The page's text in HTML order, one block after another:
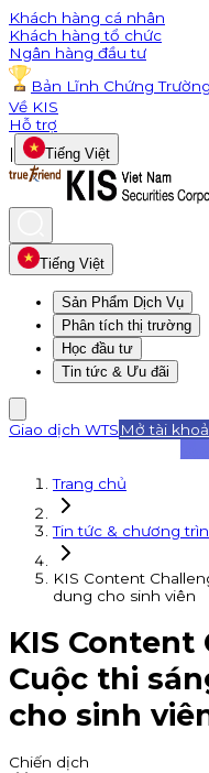
Khách hàng cá nhân
Khách hàng tổ chức
Ngân hàng đầu tư
Bản Lĩnh Chứng
Về KIS
Hỗ trợ
|
Tiếng Việt
Tiếng Việt
Sản Phẩm Dịch Vụ
Phân tích thị trường
Học đầu tư
Tin tức & Ưu đãi
Giao dịch WTS Mở tài
Trang chủ
Tin tức & chương
KIS Content
dung cho sinh viên
KIS Content
Cuộc thi
cho sinh
Chiến dịch